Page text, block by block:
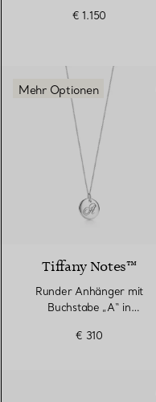
€ 1.150
Mehr Optionen
Tiffany Notes™
Runder Anhänger mit
Buchstabe „A“ in
€ 310